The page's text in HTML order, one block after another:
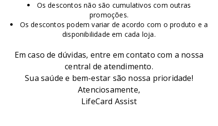
Os descontos não são cumulativos com outras
promoções.
Os descontos podem variar de acordo com o produto e a
disponibilidade em cada loja.
Em caso de dúvidas, entre em contato com a nossa
central de atendimento.
Sua saúde e bem-estar são nossa prioridade!
Atenciosamente,
LifeCard Assist